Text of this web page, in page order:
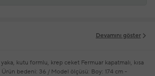
Devamını göster
kutu formlu, krep ceket Fermuar kapatmalı, kısa
Ürün bedeni: 36 / Model ölçüsü: Boy: 174 cm -